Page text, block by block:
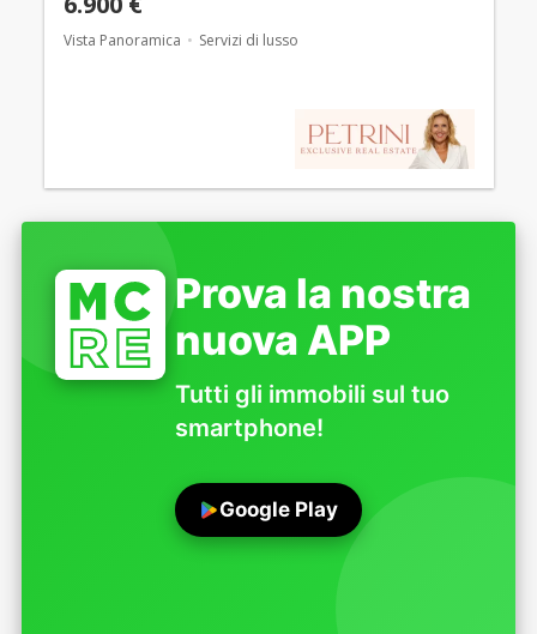
Vista Panoramica Servizi di lusso
Prova la nostra
nuova APP
Tutti gli immobili sul tuo
smartphone!
Google Play